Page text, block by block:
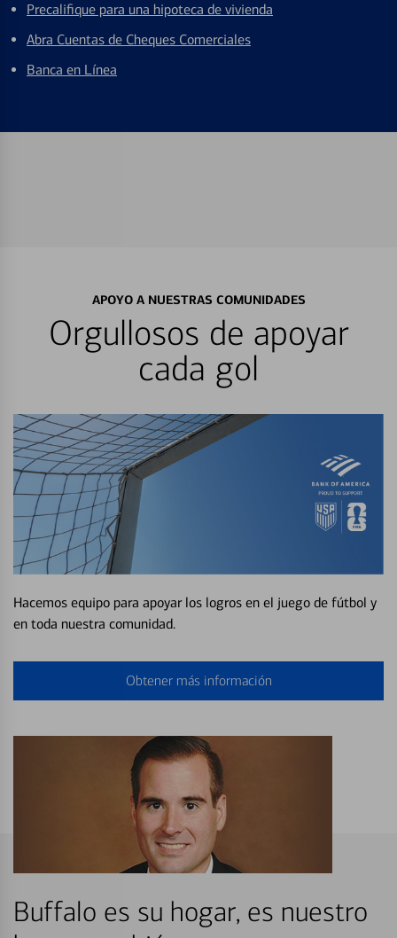
Precalifique para una hipoteca de vivienda
Abra Cuentas de Cheques Comerciales
Banca en Línea
APOYO A NUESTRAS COMUNIDADES
Orgullosos de apoyar
cada gol
Hacemos equipo para apoyar los logros en el juego de fútbol y
en toda nuestra comunidad.
Obtener más información
Buffalo es su hogar, es nuestro